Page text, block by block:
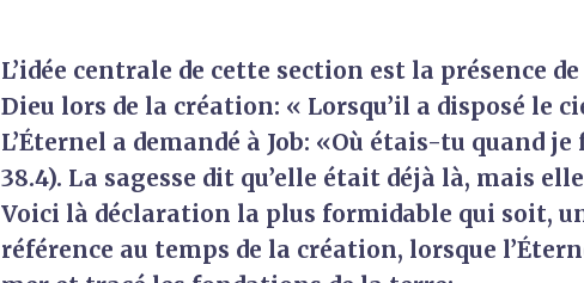
L’idée centrale de cette section est la présence
Dieu lors de la création: « Lorsqu’il a disposé le
L’Éternel a demandé à Job: «Où étais-tu quand
38.4). La sagesse dit qu’elle était déjà là, mais
Voici là déclaration la plus formidable qui soit,
référence au temps de la création, lorsque